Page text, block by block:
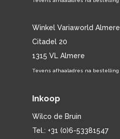
Winkel Variaworld Almere
Citadel 20
1315 VL Almere
Tevens afhaaladres na bestelling
Inkoop
Wilco de Bruin
Tel.: +31 (0)6-53381547